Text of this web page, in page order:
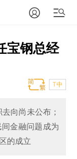
宝钢总经
T中
向尚未公布；
金融问题成为
的成立